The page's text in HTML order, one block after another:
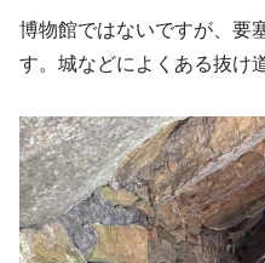
博物館ではないですが、要
す。城などによくある抜け